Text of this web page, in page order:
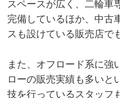
スペースが広く、二輪車
完備しているほか、中古
スも設けている販売店で
また、オフロード系に強
ローの販売実績も多いと
技を行っているスタッフ